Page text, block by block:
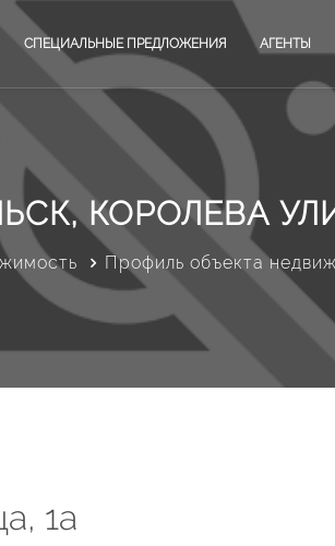
СПЕЦИАЛЬНЫЕ ПРЕДЛОЖЕНИЯ АГЕНТЫ
КОРОЛЕВА
Профиль объекта
1а